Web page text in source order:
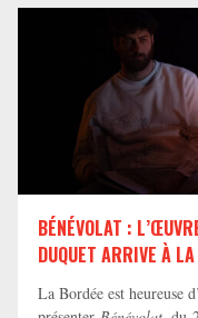
BÉNÉVOLAT :
DUQUET ARRIVE À
La Bordée est heureuse